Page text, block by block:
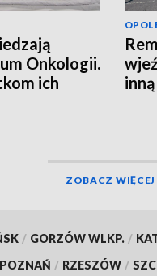
Onkologii.
ich
ZOBACZ WIĘCEJ
/ GORZÓW WLKP. /
POZNAŃ / RZESZÓW /